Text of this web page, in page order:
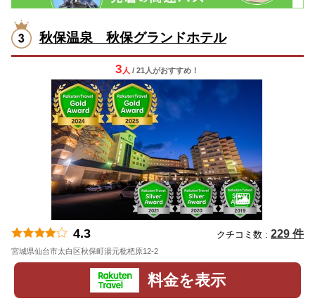
秋保温泉 秋保グランドホテル
3 人 / 21人がおすすめ！
4.3 クチコミ数 : 229 件
宮城県仙台市太白区秋保町湯元枇杷原12-2
料金を表示